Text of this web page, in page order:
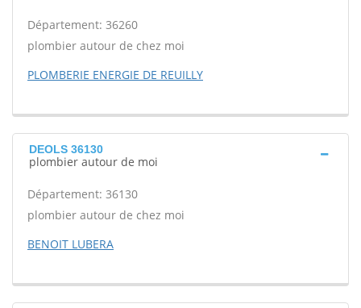
Département: 36260
plombier autour de chez moi
PLOMBERIE ENERGIE DE REUILLY
DEOLS 36130
plombier autour de moi
Département: 36130
plombier autour de chez moi
BENOIT LUBERA